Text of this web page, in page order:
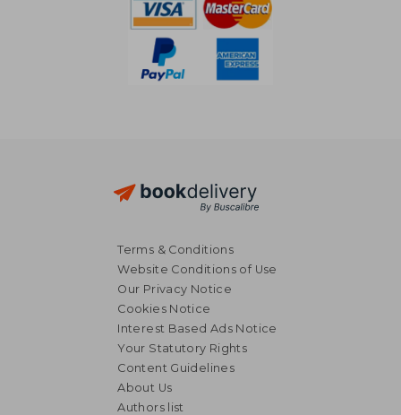
Terms & Conditions
Website Conditions of Use
Our Privacy Notice
Cookies Notice
Interest Based Ads Notice
Your Statutory Rights
Content Guidelines
About Us
Authors list